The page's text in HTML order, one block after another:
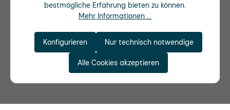
bestmögliche Erfahrung bieten zu können.
Mehr Informationen ...
Nur technisch notwendige
Konfigurieren
Alle Cookies akzeptieren